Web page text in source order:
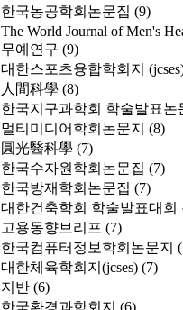
한국농공학회논문집 (9)
The World Journal of Men's
무예연구 (9)
대한스포츠융합학회지
人間科學 (8)
한국지구과학회 학술발표논
멀티미디어학회논문지 (8)
圓光醫科學 (7)
한국수자원학회논문집 (7)
한국방재학회논문집 (7)
대한건축학회 학술발표대회
고용동향브리프 (7)
한국컴퓨터정보학회논문지
대한체육학회지(jcses) (7)
지반 (6)
한국환경과학회지 (6)